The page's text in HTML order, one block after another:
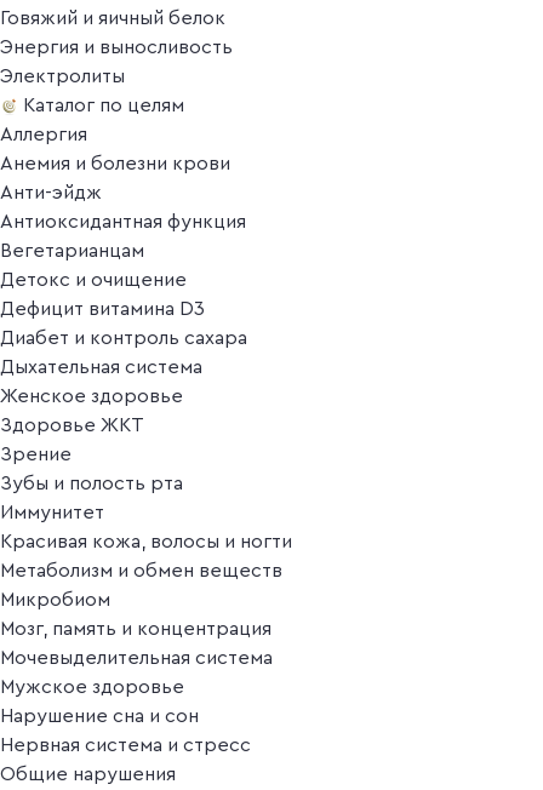
Говяжий и яичный белок
Энергия и выносливость
Электролиты
Каталог по целям
Аллергия
Анемия и болезни крови
Анти-эйдж
Антиоксидантная функция
Вегетарианцам
Детокс и очищение
Дефицит витамина D3
Диабет и контроль сахара
Дыхательная система
Женское здоровье
Здоровье ЖКТ
Зрение
Зубы и полость рта
Иммунитет
Красивая кожа, волосы и ногти
Метаболизм и обмен веществ
Микробиом
Мозг, память и концентрация
Мочевыделительная система
Мужское здоровье
Нарушение сна и сон
Нервная система и стресс
Общие нарушения